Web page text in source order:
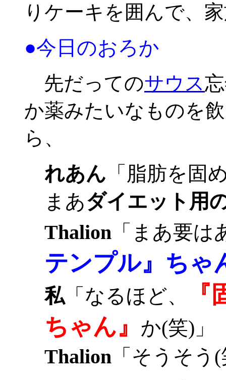
りケーキを囲んで、
●今日のおろか
先だってのサウス
か薬みたいなものを
ら、
れあん 「脂肪を固
まあダイエット用
Thalion 「まあ要は
テンプル』ちゃ
私「なるほど、
ちゃん』 か(笑)」
Thalion 「そうそう